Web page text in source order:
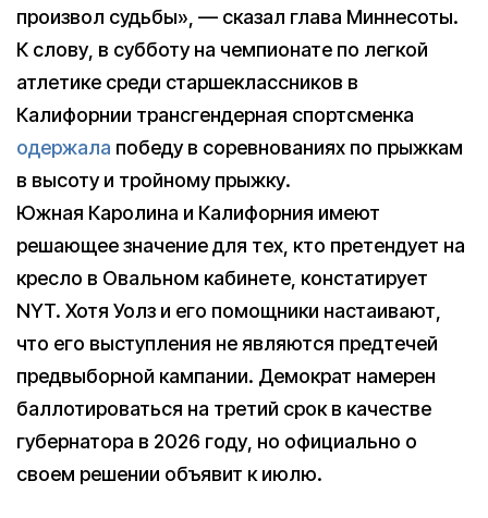
произвол судьбы», — сказал глава Миннесоты.
К слову, в субботу на чемпионате по легкой
атлетике среди старшеклассников в
Калифорнии трансгендерная спортсменка
одержала победу в соревнованиях по прыжкам
в высоту и тройному прыжку.
Южная Каролина и Калифорния имеют
решающее значение для тех, кто претендует на
кресло в Овальном кабинете, констатирует
NYT. Хотя Уолз и его помощники настаивают,
что его выступления не являются предтечей
предвыборной кампании. Демократ намерен
баллотироваться на третий срок в качестве
губернатора в 2026 году, но официально о
своем решении объявит к июлю.